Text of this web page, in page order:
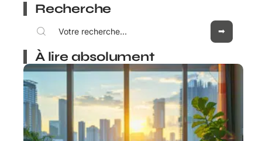
Recherche
À lire absolument